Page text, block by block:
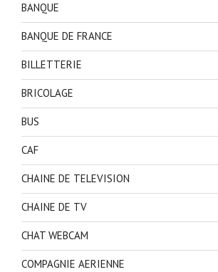
BANQUE
BANQUE DE FRANCE
BILLETTERIE
BRICOLAGE
BUS
CAF
CHAINE DE TELEVISION
CHAINE DE TV
CHAT WEBCAM
COMPAGNIE AERIENNE